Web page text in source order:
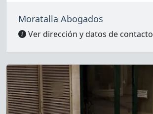
Moratalla Abogados
Ver dirección y datos de contacto